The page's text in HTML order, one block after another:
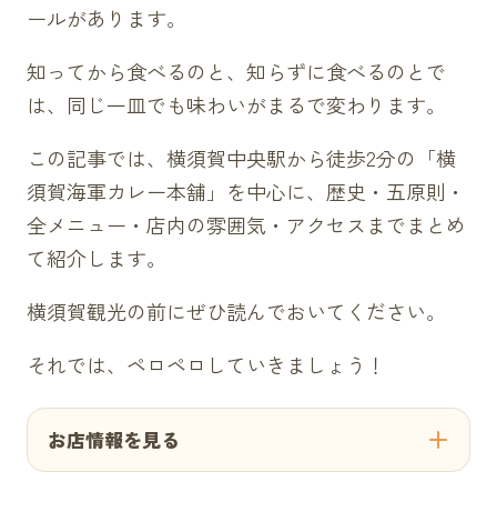
ールがあります。
知ってから食べるのと、知らずに食べるのとで
は、同じ一皿でも味わいがまるで変わります。
この記事では、横須賀中央駅から徒歩2分の「横
須賀海軍カレー本舗」を中心に、歴史・五原則・
全メニュー・店内の雰囲気・アクセスまでまとめ
て紹介します。
横須賀観光の前にぜひ読んでおいてください。
それでは、ペロペロしていきましょう！
お店情報を見る